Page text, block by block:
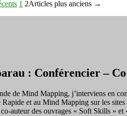
1 2Articles plus anciens →
: Conférencier –
de Mind Mapping, j’interviens en
Rapide et au Mind Mapping sur les sites
co-auteur des ouvrages « Soft Skills »